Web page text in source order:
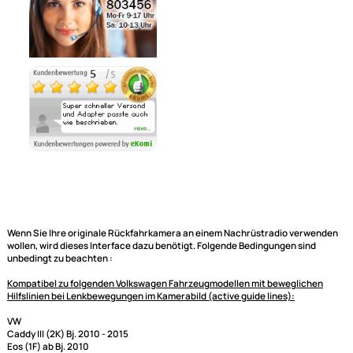
Zur Zeit nicht lieferbar!
Ähnliche Produkte anzeigen